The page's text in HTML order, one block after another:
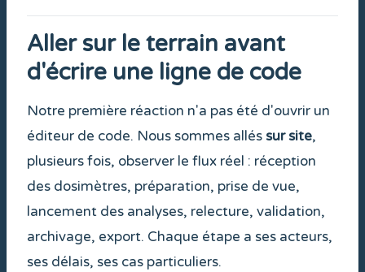
Aller sur le terrain avant
d'écrire une ligne de code
Notre première réaction n'a pas été d'ouvrir un
éditeur de code. Nous sommes allés sur site,
plusieurs fois, observer le flux réel : réception
des dosimètres, préparation, prise de vue,
lancement des analyses, relecture, validation,
archivage, export. Chaque étape a ses acteurs,
ses délais, ses cas particuliers.